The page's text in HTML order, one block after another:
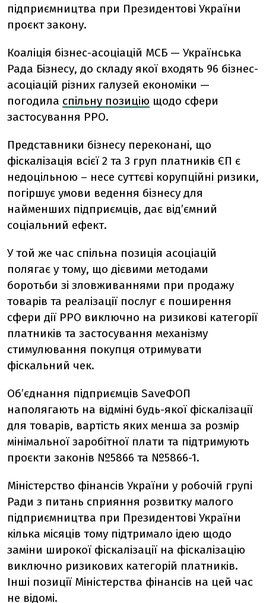
підприємництва при Президентові України
проєкт закону.
Коаліція бізнес-асоціацій МСБ — Українська
Рада Бізнесу, до складу якої входять 96 бізнес-
асоціацій різних галузей економіки —
погодила спільну позицію щодо сфери
застосування РРО.
Представники бізнесу переконані, що
фіскалізація всієї 2 та 3 груп платників ЄП є
недоцільною – несе суттєві корупційні ризики,
погіршує умови ведення бізнесу для
найменших підприємців, дає від’ємний
соціальний ефект.
У той же час спільна позиція асоціацій
полягає у тому, що дієвими методами
боротьби зі зловживаннями при продажу
товарів та реалізації послуг є поширення
сфери дії РРО виключно на ризикові категорії
платників та застосування механізму
стимулювання покупця отримувати
фіскальний чек.
Об’єднання підприємців SaveФОП
наполягають на відміні будь-якої фіскалізації
для товарів, вартість яких менша за розмір
мінімальної заробітної плати та підтримують
проєкти законів №5866 та №5866-1.
Міністерство фінансів України у робочій групі
Ради з питань сприяння розвитку малого
підприємництва при Президентові України
кілька місяців тому підтримало ідею щодо
заміни широкої фіскалізації на фіскалізацію
виключно ризикових категорій платників.
Інші позиції Міністерства фінансів на цей час
не відомі.